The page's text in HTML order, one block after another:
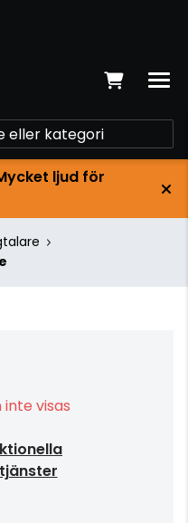
ljud för
visas